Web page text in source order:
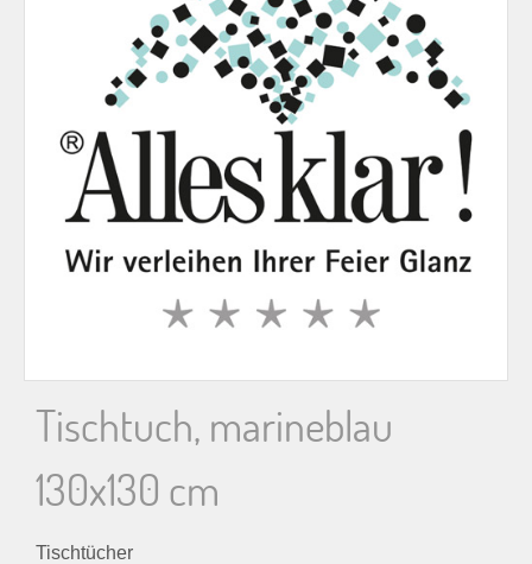
a
h
Tischtuch, marineblau
130x130 cm
Tischtücher